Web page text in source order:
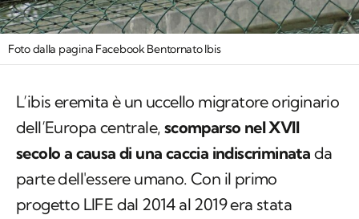
Foto dalla pagina Facebook Bentornato Ibis
L’ibis eremita è un uccello migratore originario
dell’Europa centrale, scomparso nel XVII
secolo a causa di una caccia indiscriminata da
parte dell'essere umano. Con il primo
progetto LIFE dal 2014 al 2019 era stata